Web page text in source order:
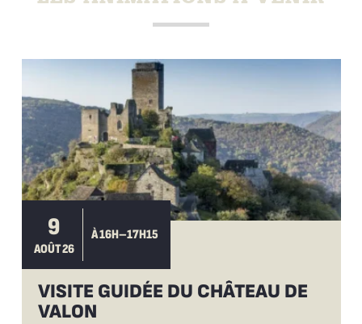
9
AOÛT 26
À 16H–17H15
VISITE GUIDÉE DU CHÂTEAU DE
VALON